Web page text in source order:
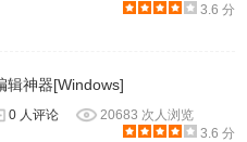
3.6 分
辑神器[Windows]
0 人评论
20683 次人浏览
3.6 分